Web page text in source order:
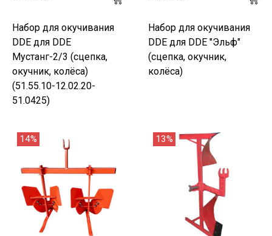
Набор для окучивания
DDE для DDE
Мустанг-2/3 (сцепка,
окучник, колёса)
(51.55.10-12.02.20-
51.0425)
Набор для окучивания
DDE для DDE "Эльф"
(сцепка, окучник,
колёса)
14% 13%